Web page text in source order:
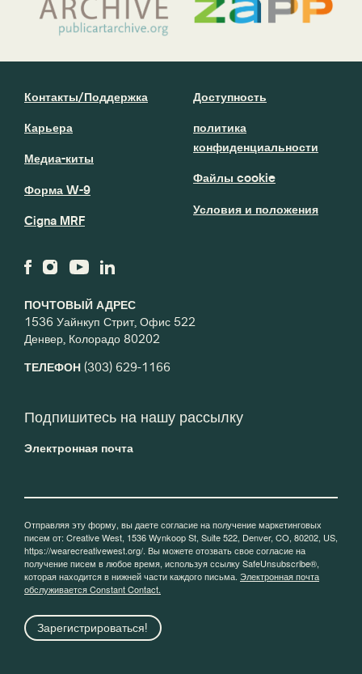
ПОЧТОВЫЙ АДРЕС
1536 Уайнкуп Стрит, Офис 522
Денвер, Колорадо 80202
ТЕЛЕФОН (303) 629-1166
Контакты/Поддержка
Карьера
Медиа-киты
Форма W-9
Cigna MRF
Доступность
политика
конфиденциальности
Файлы cookie
Условия и положения
Подпишитесь на нашу рассылку
Электронная почта
Отправляя эту форму, вы даете согласие на получение маркетинговых
писем от: Creative West, 1536 Wynkoop St, Suite 522, Denver, CO, 80202, US,
https://wearecreativewest.org/. Вы можете отозвать свое согласие на
получение писем в любое время, используя ссылку SafeUnsubscribe®,
которая находится в нижней части каждого письма. Электронная почта
обслуживается Constant Contact.
Зарегистрироваться!